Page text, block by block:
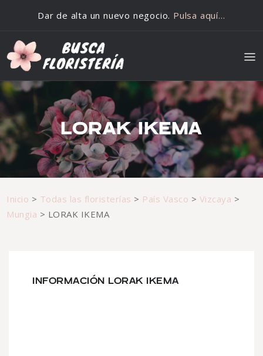
Dar de alta un nuevo negocio. Pulsa aquí…
LORAK IKEMA
Inicio > Todas las floristerías > País Vasco > Vizcaya >
Mungia > LORAK IKEMA
INFORMACIÓN LORAK IKEMA